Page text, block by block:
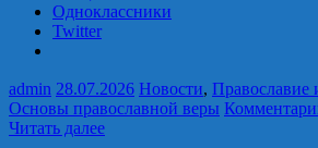
Одноклассники
Twitter
admin 28.07.2026 Новости, Православие
Основы православной веры
Читать далее